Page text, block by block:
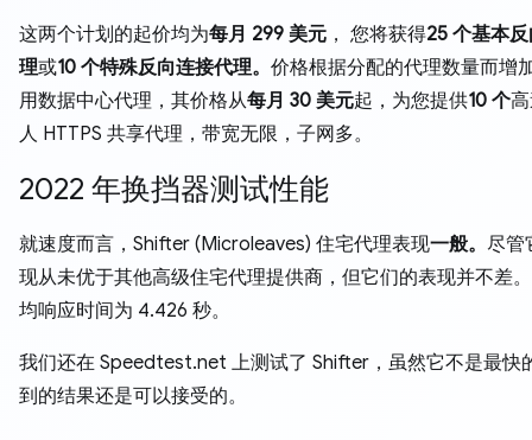
这两个计划的起价均为每月 299 美元 ， 您将获得25 个基本
理或10 个特殊反向连接代理。 价格根据分配的代理数量而增
用数据中心代理，其价格从每月 30 美元起，为您提供10 个
人 HTTPS 共享代理，带宽无限，子网多。
2022 年换挡器测试性能
就速度而言，Shifter (Microleaves) 住宅代理表现一般。 尽管
现从未优于其他高级住宅代理提供商，但它们的表现并不差
均响应时间为 4.426 秒。
我们还在 Speedtest.net 上测试了 Shifter，虽然它不是最快
到的结果还是可以接受的。